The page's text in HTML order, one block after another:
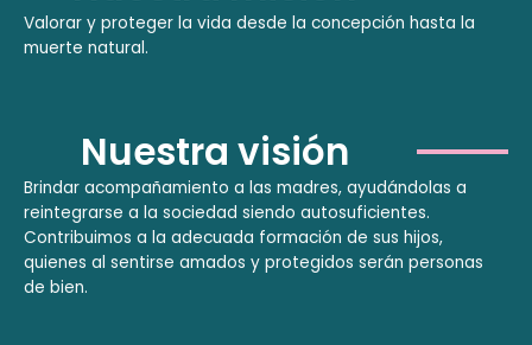
Valorar y proteger la vida desde la concepción hasta la
muerte natural.
Nuestra visión
Brindar acompañamiento a las madres, ayudándolas a
reintegrarse a la sociedad siendo autosuficientes.
Contribuimos a la adecuada formación de sus hijos,
quienes al sentirse amados y protegidos serán personas
de bien.